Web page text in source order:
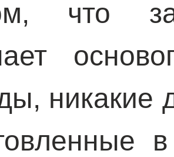
что
никакие